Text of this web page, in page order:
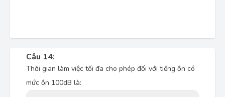
Câu 14:
Thời gian làm việc tối đa cho phép đối với tiếng ồn có
mức ồn 100dB là: